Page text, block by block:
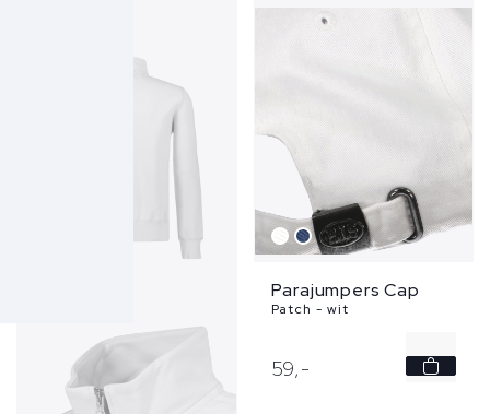
Parajumpers Cap
Patch - wit
59,- -